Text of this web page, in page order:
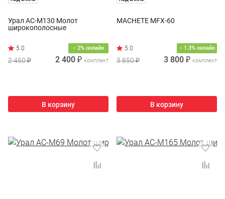
Урал АС-М130 Молот
широкополосные
− 2% онлайн
2 450 ₽ 2 400 ₽ комплект
В корзину
MACHETE MFX-60
− 1.3% онлайн
3 850 ₽ 3 800 ₽ комплект
В корзину